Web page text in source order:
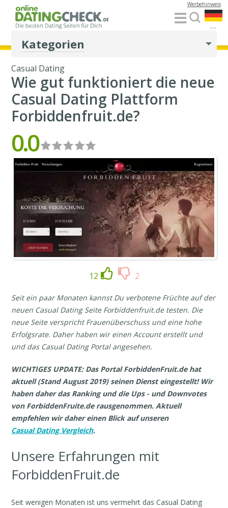
...
Werbehinweis
Kategorien
Casual Dating
Wie gut funktioniert die neue
Casual Dating Plattform
Forbiddenfruit.de?
0.0
12 2
Seit ein paar Monaten kannst Du verbotene Früchte auf der
neuen Casual Dating Seite Forbiddenfruit.de testen. Die
neue Seite verspricht Frauenüberschuss und eine hohe
Erfolgsrate. Daher haben wir einen Account erstellt und
und das Casual Dating Portal angesehen.
WICHTIGES UPDATE: Das Portal ForbiddenFruit.de hat
aktuell (Stand August 2019) seinen Dienst eingestellt! Wir
haben daher das Ranking und die Ups - und Downvotes
von ForbiddenFruite.de rausgenommen. Aktuell
empfehlen wir daher einen Blick auf unseren
Casual Dating Vergleich.
Unsere Erfahrungen mit
ForbiddenFruit.de
Seit wenigen Monaten ist uns vermehrt das Casual Dating